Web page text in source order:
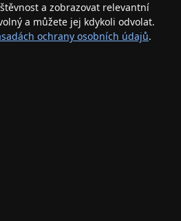
a zobrazovat relevantní
a můžete jej kdykoli odvolat.
ochrany osobních údajů.